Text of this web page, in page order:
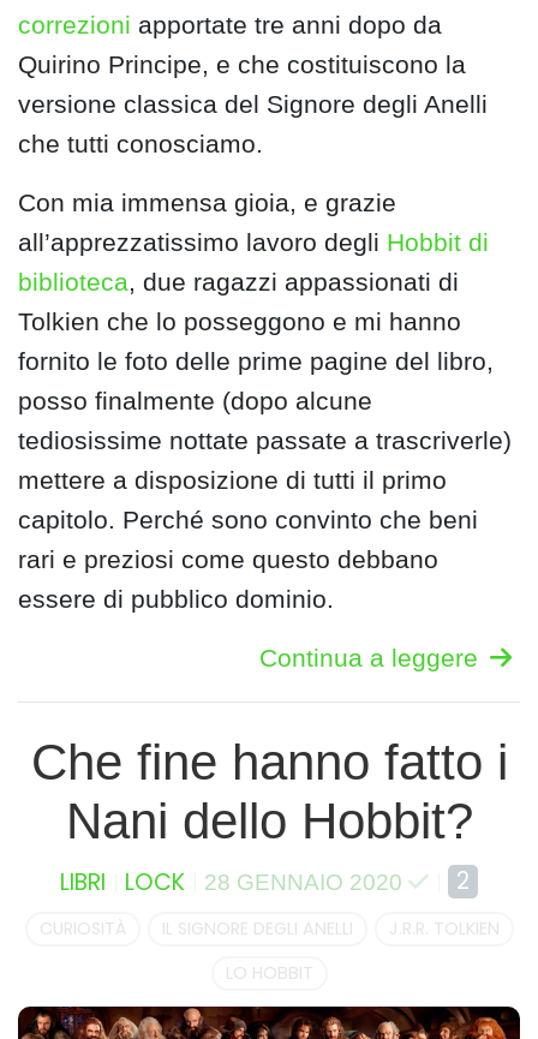
correzioni apportate tre anni dopo da
Quirino Principe, e che costituiscono la
versione classica del Signore degli Anelli
che tutti conosciamo.
Con mia immensa gioia, e grazie
all’apprezzatissimo lavoro degli Hobbit di
biblioteca, due ragazzi appassionati di
Tolkien che lo posseggono e mi hanno
fornito le foto delle prime pagine del libro,
posso finalmente (dopo alcune
tediosissime nottate passate a trascriverle)
mettere a disposizione di tutti il primo
capitolo. Perché sono convinto che beni
rari e preziosi come questo debbano
essere di pubblico dominio.
Continua a leggere
Che fine hanno fatto i
Nani dello Hobbit?
LIBRI LOCK 28 GENNAIO 2020 2
CURIOSITÀ IL SIGNORE DEGLI ANELLI
J.R.R. TOLKIEN
LO HOBBIT